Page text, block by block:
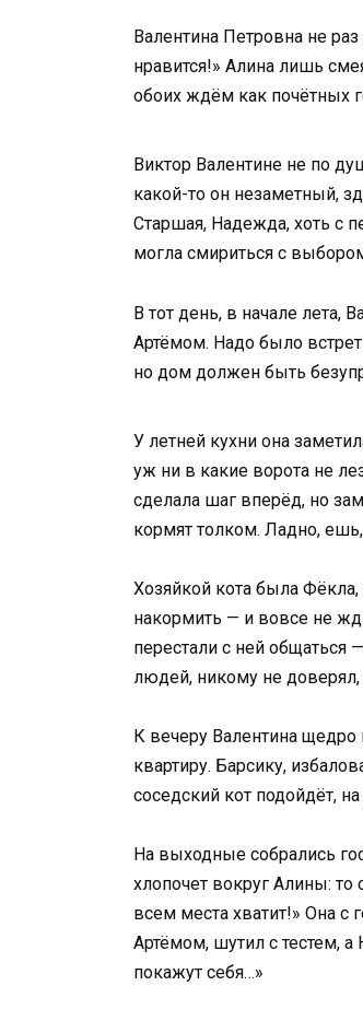
Валентина Петровна не
нравится!» Алина лишь
обоих ждём как почётных
Виктор Валентине не по
какой-то он незаметный,
Старшая, Надежда, хоть с
могла смириться с
В тот день, в начале лета,
Артёмом. Надо было
но дом должен быть
У летней кухни она
уж ни в какие ворота не
сделала шаг вперёд, но
кормят толком. Ладно,
Хозяйкой кота была
накормить — и вовсе не
перестали с ней общаться
людей, никому не доверял,
К вечеру Валентина щедро
квартиру. Барсику,
соседский кот подойдёт,
На выходные собрались
хлопочет вокруг Алины: то
всем места хватит!» Она с
Артёмом, шутил с тестем,
покажут себя…»